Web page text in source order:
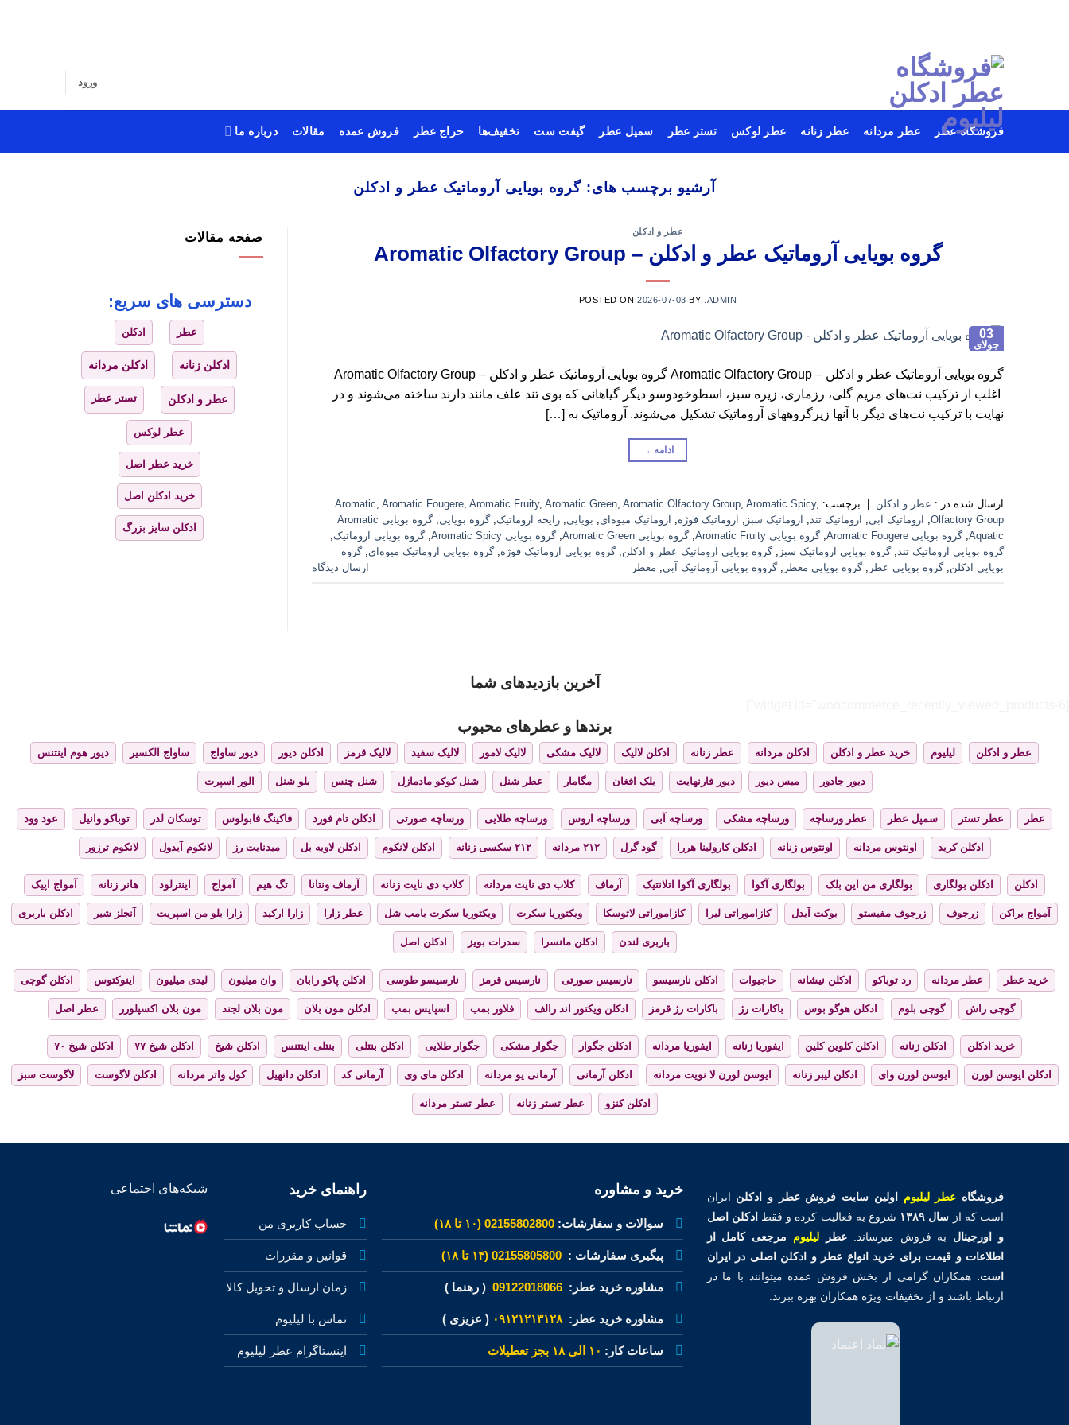
ورود
فروشگاه عطر عطر مردانه عطر زنانه عطر لوکس تستر عطر سمپل عطر گیفت ست تخفیف‌ها حراج عطر فروش عمده مقالات درباره ما
آرشیو برچسب های:گروه بویایی آروماتیک عطر و ادکلن
عطر و ادکلن
گروه بویایی آروماتیک عطر و ادکلن – Aromatic Olfactory Group
POSTED ON2026-07-03 BY .ADMIN
03
جولای
گروه بویایی آروماتیک عطر و ادکلن – Aromatic Olfactory Group گروه بویایی آروماتیک عطر و ادکلن – Aromatic Olfactory Group
اغلب از ترکیب نت‌های مریم گلی، رزماری، زیره سبز، اسطوخودوسو دیگر گیاهانی که بوی تند علف مانند دارند ساخته می‌شوند و در
نهایت با ترکیب نت‌های دیگر با آنها زیرگروههای آروماتیک تشکیل می‌شوند. آروماتیک به […]
ادامه →
ارسال شده در : عطر و ادکلن برچسب: Aromatic, Aromatic Fougere, Aromatic Fruity, Aromatic Green, Aromatic Olfactory Group, Aromatic Spicy,
Olfactory Group
, آروماتیک آبی, آروماتیک تند, آروماتیک سبز , آروماتیک فوژه, آروماتیک میوه‌ای, بویایی, رایحه آروماتیک,گروه بویایی,
گروه بویایی Aromatic
Aquatic
,گروه بویایی Aromatic Fougere ,گروه بویایی Aromatic Fruity ,گروه بویایی Aromatic Green ,گروه بویایی Aromatic Spicy ,گروه بویایی آروماتیک,
گروه بویایی آروماتیک تند,گروه بویایی آروماتیک سبز ,گروه بویایی آروماتیک عطر و ادکلن,گروه بویایی آروماتیک فوژه,گروه بویایی آروماتیک میوه‌ای,گروه
بویایی ادکلن,گروه بویایی عطر ,گروه بویایی معطر ,گرووه بویایی آروماتیک آبی, معطر ارسال دیدگاه
صفحه مقالات
دسترسی های سریع:
عطر ادکلن
ادکلن زنانه ادکلن مردانه
عطر و ادکلن تستر عطر
عطر لوکس
خرید عطر اصل
خرید ادکلن اصل
ادکلن سایز بزرگ
آخرین بازدیدهای شما
برندها و عطرهای محبوب
عطر و ادکلن لیلیوم خرید عطر و ادکلن ادکلن مردانه عطر زنانه ادکلن لالیک لالیک مشکی لالیک لامور لالیک سفید لالیک قرمز ادکلن دیور دیور ساواج ساواج الکسیر دیور هوم اینتنس
دیور جادور میس دیور دیور فارنهایت بلک افغان مگامار عطر شنل شنل کوکو مادمازل شنل چنس بلو شنل الور اسپرت
عطر عطر تستر سمپل عطر عطر ورساچه ورساچه مشکی ورساچه آبی ورساچه اروس ورساچه طلایی ورساچه صورتی ادکلن تام فورد فاکینگ فابولوس توسکان لدر توباکو وانیل عود وود
ادکلن کرید اونتوس مردانه اونتوس زنانه ادکلن کارولینا هررا گود گرل ۲۱۲ مردانه ۲۱۲ سکسی زنانه ادکلن لانکوم ادکلن لاویه بل میدنایت رز لانکوم آیدول لانکوم ترزور
ادکلن ادکلن بولگاری بولگاری من این بلک بولگاری آکوا بولگاری آکوا اتلانتیک آرماف کلاب دی نایت مردانه کلاب دی نایت زنانه آرماف ونتانا تگ هیم آمواج اینترلود هانر زنانه آمواج اپیک
آمواج براکن زرجوف زرجوف مفیستو بوکت آیدل کازاموراتی لیرا کازاموراتی لاتوسکا ویکتوریا سکرت ویکتوریا سکرت بامب شل عطر زارا زارا ارکید زارا بلو من اسپریت آنجلز شیر ادکلن باربری
باربری لندن ادکلن مانسرا سدرات بویز ادکلن اصل
خرید عطر عطر مردانه رد توباکو ادکلن نیشانه حاجیوات ادکلن نارسیسو نارسیس صورتی نارسیس قرمز نارسیسو طوسی ادکلن پاکو رابان وان میلیون لیدی میلیون اینوکتوس ادکلن گوچی
گوچی راش گوچی بلوم ادکلن هوگو بوس باکارات رژ باکارات رژ قرمز ادکلن ویکتور اند رالف فلاور بمب اسپایس بمب ادکلن مون بلان مون بلان لجند مون بلان اکسپلورر عطر اصل
خرید ادکلن ادکلن زنانه ادکلن کلوین کلین ایفوریا زنانه ایفوریا مردانه ادکلن جگوار جگوار مشکی جگوار طلایی ادکلن بنتلی بنتلی اینتنس ادکلن شیخ ادکلن شیخ ۷۷ ادکلن شیخ ۷۰
ادکلن ایوسن لورن ایوسن لورن وای ادکلن لیبر زنانه ایوسن لورن لا نویت مردانه ادکلن آرمانی آرمانی یو مردانه ادکلن مای وی آرمانی کد ادکلن دانهیل کول واتر مردانه ادکلن لاگوست لاگوست سبز
ادکلن کنزو عطر تستر زنانه عطر تستر مردانه
فروشگاه عطر لیلیوم اولین سایت فروش عطر و ادکلن ایران
است که از سال ۱۳۸۹ شروع به فعالیت کرده و فقط ادکلن اصل
و اورجینال به فروش میرساند.عطر لیلیوم مرجعی کامل از
اطلاعات و قیمت برای خرید انواع عطر و ادکلن اصلی در ایران
است. همکاران گرامی از بخش فروش عمده میتوانند با ما در
ارتباط باشند و از تخفیفات ویژه همکاران بهره ببرند.
خرید و مشاوره
سوالات و سفارشات:02155802800 (۱۰ تا ۱۸)
پیگیری سفارشات :02155805800 (۱۴ تا ۱۸)
مشاوره خرید عطر:09122018066 ( رهنما )
مشاوره خرید عطر:۰۹۱۲۱۲۱۳۱۲۸ ( عزیزی )
ساعات کار: ۱۰ الی ۱۸ بجز تعطیلات
راهنمای خرید
حساب کاربری من
قوانین و مقررات
زمان ارسال و تحویل کالا
تماس با لیلیوم
اینستاگرام عطر لیلیوم
شبکه‌های اجتماعی